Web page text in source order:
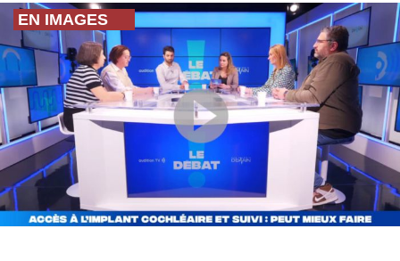
EN IMAGES